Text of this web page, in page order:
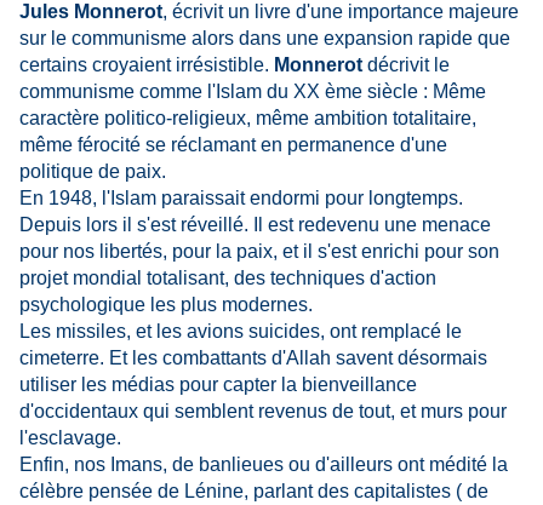
Jules Monnerot, écrivit un livre d'une importance majeure
sur le communisme alors dans une expansion rapide que
certains croyaient irrésistible. Monnerot décrivit le
communisme comme l'Islam du XX ème siècle : Même
caractère politico-religieux, même ambition totalitaire,
même férocité se réclamant en permanence d'une
politique de paix.
En 1948, l'Islam paraissait endormi pour longtemps.
Depuis lors il s'est réveillé. Il est redevenu une menace
pour nos libertés, pour la paix, et il s'est enrichi pour son
projet mondial totalisant, des techniques d'action
psychologique les plus modernes.
Les missiles, et les avions suicides, ont remplacé le
cimeterre. Et les combattants d'Allah savent désormais
utiliser les médias pour capter la bienveillance
d'occidentaux qui semblent revenus de tout, et murs pour
l'esclavage.
Enfin, nos Imans, de banlieues ou d'ailleurs ont médité la
célèbre pensée de Lénine, parlant des capitalistes ( de